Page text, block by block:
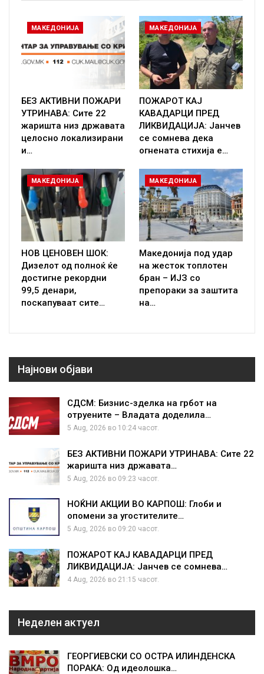
МАКЕДОНИЈА
БЕЗ АКТИВНИ ПОЖАРИ
УТРИНАВА: Сите 22
жаришта низ државата
целосно локализирани
и…
МАКЕДОНИЈА
ПОЖАРОТ КАЈ
КАВАДАРЦИ ПРЕД
ЛИКВИДАЦИЈА: Јанчев
се сомнева дека
огнената стихија е…
МАКЕДОНИЈА
НОВ ЦЕНОВЕН ШОК:
Дизелот од полноќ ќе
достигне рекордни
99,5 денари,
поскапуваат сите…
МАКЕДОНИЈА
Македонија под удар
на жесток топлотен
бран – ИЈЗ со
препораки за заштита
на…
Најнови објави
СДСМ: Бизнис-зделка на грбот на
отруените – Владата доделила…
5 Aug, 2026 во 10:24 часот.
БЕЗ АКТИВНИ ПОЖАРИ УТРИНАВА: Сите 22
жаришта низ државата…
5 Aug, 2026 во 09:23 часот.
НОЌНИ АКЦИИ ВО КАРПОШ: Глоби и
опомени за угостителите…
5 Aug, 2026 во 09:20 часот.
ПОЖАРОТ КАЈ КАВАДАРЦИ ПРЕД
ЛИКВИДАЦИЈА: Јанчев се сомнева…
4 Aug, 2026 во 21:15 часот.
Неделен актуел
ГЕОРГИЕВСКИ СО ОСТРА ИЛИНДЕНСКА
ПОРАКА: Од идеолошка…